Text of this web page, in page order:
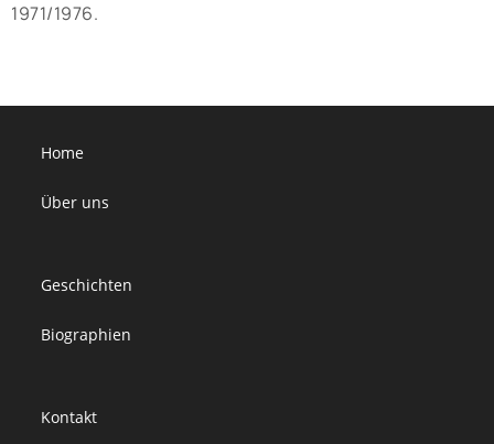
1971/1976.
Home
Über uns
Geschichten
Biographien
Kontakt